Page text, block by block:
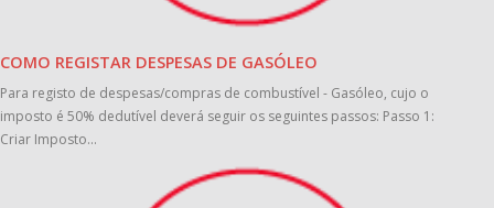
COMO REGISTAR DESPESAS DE GASÓLEO
Para registo de despesas/compras de combustível - Gasóleo, cujo o
imposto é 50% dedutível deverá seguir os seguintes passos: Passo 1:
Criar Imposto...